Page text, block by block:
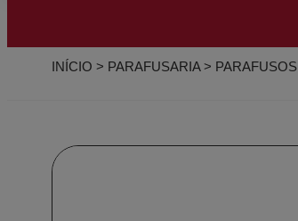
INÍCIO > PARAFUSARIA> PARAFUSOS